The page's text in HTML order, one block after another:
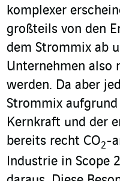
komplexer
großteils von den
dem Strommix ab
Unternehmen also
werden. Da aber
Strommix
Kernkraft und der
bereits recht CO2-
Industrie in Scope